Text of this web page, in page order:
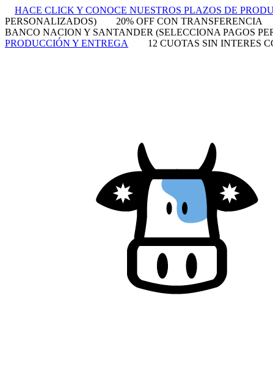
HACE CLICK Y CONOCE NUESTROS PLAZOS DE
PERSONALIZADOS)
20% OFF CON TRANSFERENCIA
BANCO NACION Y SANTANDER (SELECCIONA PAGOS
PRODUCCIÓN Y ENTREGA
12 CUOTAS SIN INTERES